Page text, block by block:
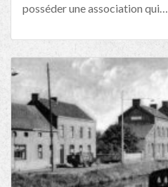
posséder une association qui…